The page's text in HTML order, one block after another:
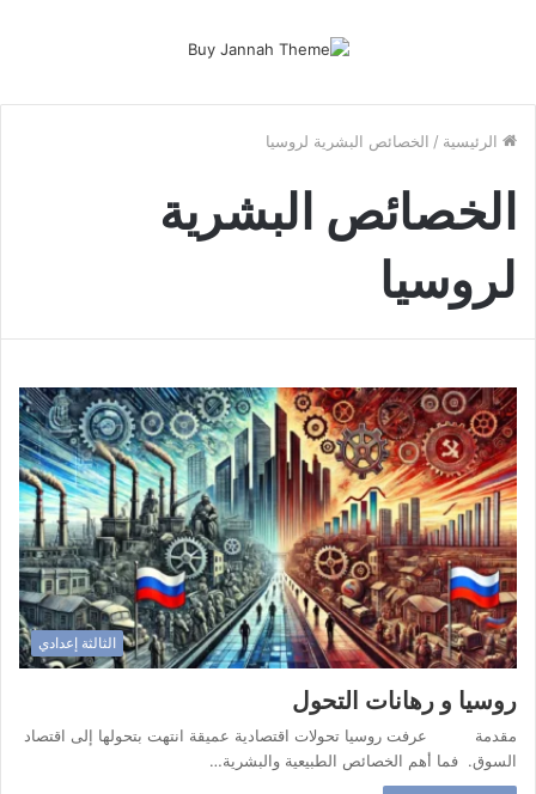
الرئيسية / الخصائص البشرية لروسيا
الخصائص البشرية
لروسيا
الثالثة إعدادي
روسيا و رهانات التحول
مقدمة عرفت روسيا تحولات اقتصادية عميقة انتهت بتحولها إلى اقتصاد
السوق. فما أهم الخصائص الطبيعية والبشرية…